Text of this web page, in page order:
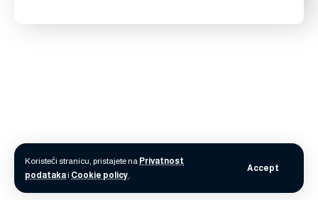
Koristeći stranicu, pristajete na Privatnost
podatakai Cookie policy.
Accept